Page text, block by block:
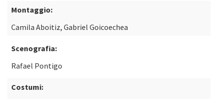
Montaggio:
Camila Aboitiz, Gabriel Goicoechea
Scenografia:
Rafael Pontigo
Costumi: